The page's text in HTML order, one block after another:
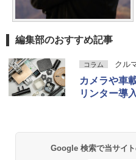
編集部のおすすめ記事
コラム クル
カメラや車
リンター導
Google 検索で当サイ